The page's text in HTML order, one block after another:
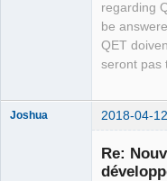
regarding
be
QET
seront pas
Joshua 2018-04-
Re: